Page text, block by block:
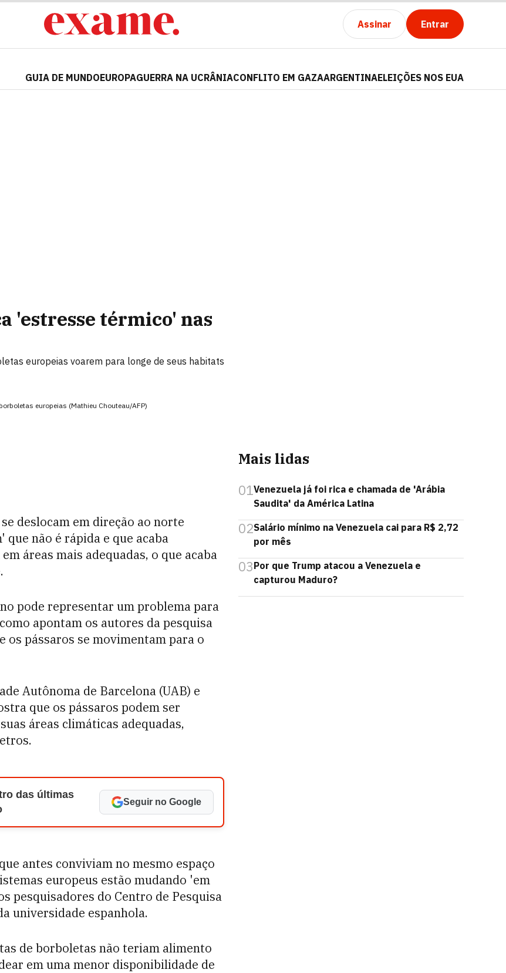
Assinar Entrar
GUIA DE MUNDOEUROPAGUERRA NA UCRÂNIACONFLITO EM GAZAARGENTINAELEIÇÕES NOS EUA
'estresse térmico' nas
europeias voarem para longe de seus habitats
europeias (Mathieu Chouteau/AFP)
deslocam em direção ao norte
não é rápida e que acaba
áreas mais adequadas, o que acaba
pode representar um problema para
apontam os autores da pesquisa
pássaros se movimentam para o
Autônoma de Barcelona (UAB) e
que os pássaros podem ser
áreas climáticas adequadas,
das últimas
Seguir no Google
antes conviviam no mesmo espaço
europeus estão mudando 'em
pesquisadores do Centro de Pesquisa
universidade espanhola.
de borboletas não teriam alimento
em uma menor disponibilidade de
Mais lidas
01Venezuela já foi rica e chamada de 'Arábia
Saudita' da América Latina
02Salário mínimo na Venezuela cai para R$ 2,72
por mês
03Por que Trump atacou a Venezuela e
capturou Maduro?